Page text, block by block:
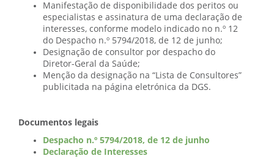
Manifestação de disponibilidade dos peritos ou
especialistas e assinatura de uma declaração de
interesses, conforme modelo indicado no n.º 12
do Despacho n.º 5794/2018, de 12 de junho;
Designação de consultor por despacho do
Diretor-Geral da Saúde;
Menção da designação na “Lista de Consultores”
publicitada na página eletrónica da DGS.
Documentos legais
Despacho n.º 5794/2018, de 12 de junho
Declaração de Interesses